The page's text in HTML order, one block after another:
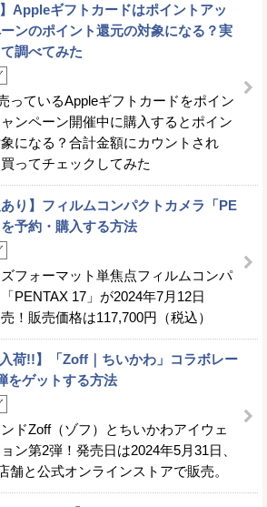
Appleギフトカードはポイントアッ
ンのポイント還元の対象になる？実
調べてみた
っているAppleギフトカードをポイン
ャンペーン開催中に購入するとポイン
象になる？合計金額にカウントされ
ってチェックしてみた
あり】フィルムコンパクトカメラ「PE
予約・購入する方法
フォーマット単焦点フィルムコンパ
PENTAX 17」が2024年7月12日
売！販売価格は117,700円（税込）
入荷!!】「Zoff｜ちいかわ」コラボレー
をゲットする方法
ドZoff（ゾフ）とちいかわアイウェ
ン第2弾！発売日は2024年5月31日、
舗と公式オンラインストアで販売。